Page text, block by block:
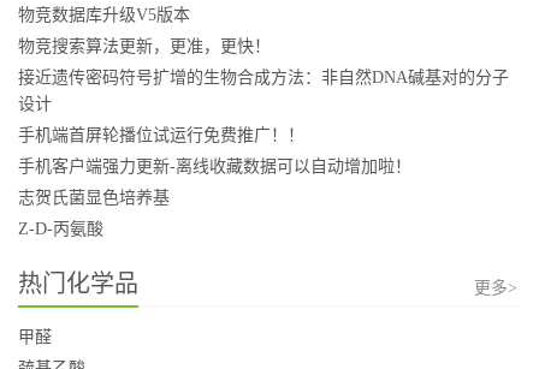
物竞数据库升级V5版本
物竞搜索算法更新，更准，更快！
接近遗传密码符号扩增的生物合成方法：非自然DNA碱基对的分子
设计
手机端首屏轮播位试运行免费推广！！
手机客户端强力更新-离线收藏数据可以自动增加啦！
志贺氏菌显色培养基
Z-D-丙氨酸
热门化学品 更多>
甲醛